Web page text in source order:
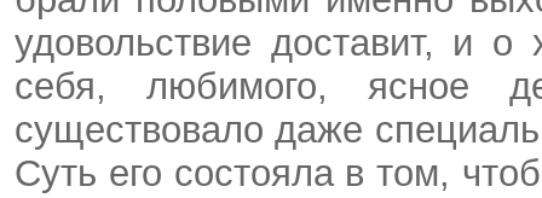
удовольствие доставит, и
себя, любимого, ясное
существовало даже
Суть его состояла в том,